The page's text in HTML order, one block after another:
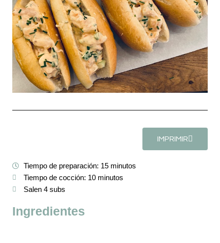
IMPRIMIR
Tiempo de preparación: 15 minutos
Tiempo de cocción: 10 minutos
Salen 4 subs
Ingredientes